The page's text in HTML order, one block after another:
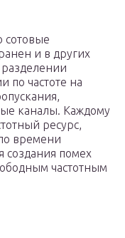
сотовые
и в других
разделении
по частоте на
каналы. Каждому
ресурс,
времени
создания помех
частотным